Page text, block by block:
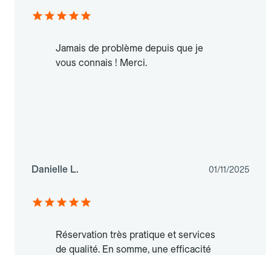
Jamais de problème depuis que je
vous connais ! Merci.
Danielle L. 01/11/2025
Réservation très pratique et services
de qualité. En somme, une efficacité